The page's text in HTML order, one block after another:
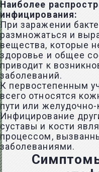
Наиболее
инфицирования:
При заражении
размножаться и
вещества, которые
здоровье и общее
приводит к
заболеваний.
К первостепенным
всего относятся
пути или
Инфицирование
суставы и кости
процессом,
заболеваниями.